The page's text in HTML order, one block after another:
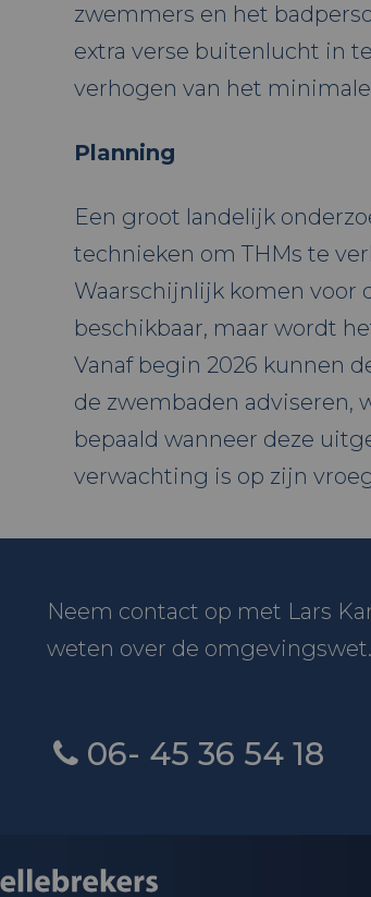
zwemmers en het
extra verse buitenlucht in
verhogen van het
Planning
Een groot landelijk
technieken om THMs te
Waarschijnlijk komen voor
beschikbaar, maar wordt
Vanaf begin 2026 kunnen
de zwembaden adviseren,
bepaald wanneer deze
verwachting is op zijn
Neem contact op met Lars
weten over de omgevingswet.
06- 45 36 54 18